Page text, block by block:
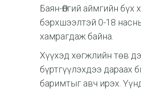
Баян-Өлгий аймгийн бүх
бэрхшээлтэй 0-18
хамрагдаж байна.
Хүүхэд хөгжлийн төв
бүртгүүлэхдээ дараах
баримтыг авч ирэх.